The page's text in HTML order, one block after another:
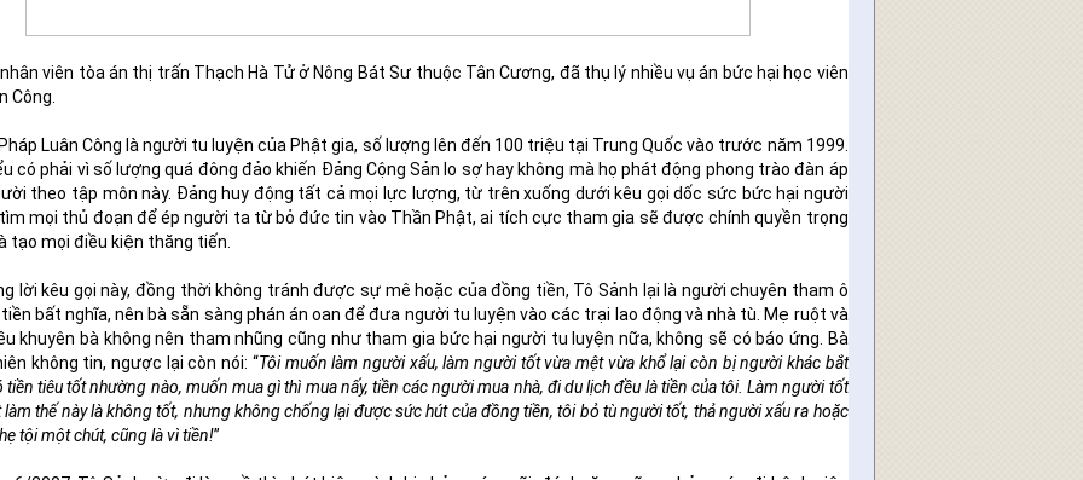
viên tòa án thị trấn Thạch Hà Tử ở Nông Bát Sư thuộc Tân Cương, đã thụ lý nhiều vụ án bức hại học viên
Công.
Luân Công là người tu luyện của Phật gia, số lượng lên đến 100 triệu tại Trung Quốc vào trước năm 1999.
có phải vì số lượng quá đông đảo khiến Đảng Cộng Sản lo sợ hay không mà họ phát động phong trào đàn áp
theo tập môn này. Đảng huy động tất cả mọi lực lượng, từ trên xuống dưới kêu gọi dốc sức bức hại người
mọi thủ đoạn để ép người ta từ bỏ đức tin vào Thần Phật, ai tích cực tham gia sẽ được chính quyền trọng
tạo mọi điều kiện thăng tiến.
lời kêu gọi này, đồng thời không tránh được sự mê hoặc của đồng tiền, Tô Sảnh lại là người chuyên tham ô
bất nghĩa, nên bà sẵn sàng phán án oan để đưa người tu luyện vào các trại lao động và nhà tù. Mẹ ruột và
khuyên bà không nên tham nhũng cũng như tham gia bức hại người tu luyện nữa, không sẽ có báo ứng. Bà
không tin, ngược lại còn nói: “Tôi muốn làm người xấu, làm người tốt vừa mệt vừa khổ lại còn bị người khác bắt
tiền tiêu tốt nhường nào, muốn mua gì thì mua nấy, tiền các người mua nhà, đi du lịch đều là tiền của tôi. Làm người tốt
làm thế này là không tốt, nhưng không chống lại được sức hút của đồng tiền, tôi bỏ tù người tốt, thả người xấu ra hoặc
tội một chút, cũng là vì tiền!”